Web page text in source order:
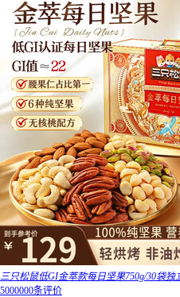
三只松鼠低GI金萃款每日坚果750g/30袋
5000000条评价